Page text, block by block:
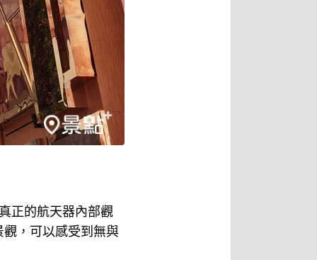
正的航天器內部觀
，可以感受到無與